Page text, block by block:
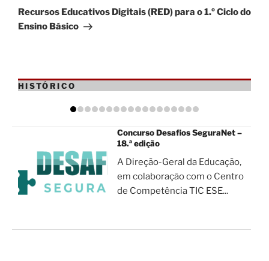
seguinte
Recursos Educativos Digitais (RED) para o 1.º Ciclo do
Ensino Básico
HISTÓRICO
Concurso Desafios SeguraNet –
18.ª edição
A Direção-Geral da Educação,
em colaboração com o Centro
de Competência TIC ESE...